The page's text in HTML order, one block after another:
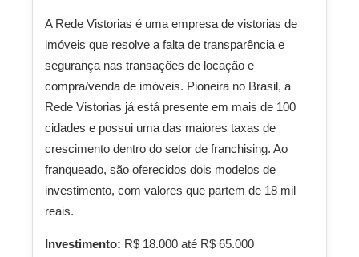
A Rede Vistorias é uma empresa de vistorias de
imóveis que resolve a falta de transparência e
segurança nas transações de locação e
compra/venda de imóveis. Pioneira no Brasil, a
Rede Vistorias já está presente em mais de 100
cidades e possui uma das maiores taxas de
crescimento dentro do setor de franchising. Ao
franqueado, são oferecidos dois modelos de
investimento, com valores que partem de 18 mil
reais.
Investimento: R$ 18.000 até R$ 65.000